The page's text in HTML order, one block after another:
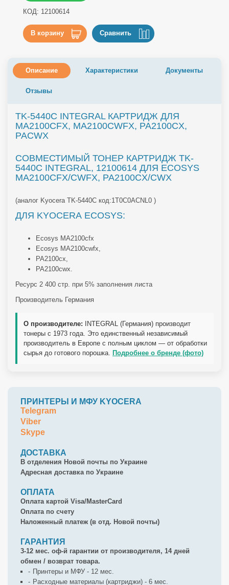
КОД: 12100614
В корзину Сравнить
Описание Характеристики Документы
Отзывы
TK-5440C INTEGRAL КАРТРИДЖ ДЛЯ
MA2100CFX, MA2100CWFX, PA2100CX,
PACWX
СОВМЕСТИМЫЙ ТОНЕР КАРТРИДЖ TK-
5440C INTEGRAL, 12100614 ДЛЯ ECOSYS
MA2100CFX/CWFX, PA2100CX/CWX
(аналог Kyocera TK-5440C код:1T0C0ACNL0 )
ДЛЯ KYOCERA ECOSYS:
Ecosys MA2100cfx
Ecosys MA2100cwfx,
PA2100cx,
PA2100cwx.
Ресурс 2 400 стр. при 5% заполнения листа
Производитель Германия
О производителе: INTEGRAL (Германия) производит
тонеры с 1973 года. Это единственный независимый
производитель в Европе с полным циклом — от обработки
сырья до готового порошка. Подробнее о бренде (фото)
ПРИНТЕРЫ И МФУ KYOCERA
Telegram
Viber
Skype
ДОСТАВКА
В отделения Новой почты по Украине
Адресная доставка по Украине
ОПЛАТА
Оплата картой Visa/MasterCard
Оплата по счету
Наложенный платеж (в отд. Новой почты)
ГАРАНТИЯ
3-12 мес. оф-й гарантии от производителя, 14 дней
обмен / возврат товара.
Принтеры и МФУ - 12 мес.
Расходные материалы (картриджи) - 6 мес.